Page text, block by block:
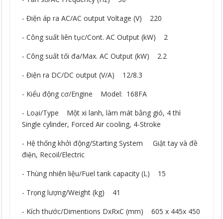
- Điện áp ra AC/AC output Voltage (V) 220
- Công suất liên tục/Cont. AC Output (kW) 2
- Công suất tối đa/Max. AC Output (kW) 2.2
- Điện ra DC/DC output (V/A) 12/8.3
- Kiểu động cơ/Engine Model: 168FA
- Loại/Type Một xi lanh, làm mát bằng gió, 4 thì
Single cylinder, Forced Air cooling, 4-Stroke
- Hệ thống khởi động/Starting System Giật tay và đề
điện, Recoil/Electric
- Thùng nhiên liệu/Fuel tank capacity (L) 15
- Trọng lượng/Weight (kg) 41
- Kích thước/Dimentions DxRxC (mm) 605 x 445x 450